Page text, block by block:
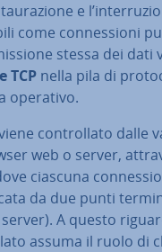
e
come con­nes­sio­ni
stessa dei dati
TCP nella pila di
operativo.
con­trol­la­to dalle
web o server,
ciascuna
da due punti
A questo
assuma il ruolo di